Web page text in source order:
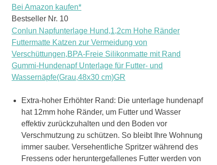
Bei Amazon kaufen*
Bestseller Nr. 10
Conlun Napfunterlage Hund,1,2cm Hohe Ränder
Futtermatte Katzen zur Vermeidung von
Verschüttungen,BPA-Freie Silikonmatte mit Rand
Gummi-Hundenapf Unterlage für Futter- und
Wassernäpfe(Grau,48x30 cm)GR
Extra-hoher Erhöhter Rand: Die unterlage hundenapf
hat 12mm hohe Ränder, um Futter und Wasser
effektiv zurückzuhalten und den Boden vor
Verschmutzung zu schützen. So bleibt Ihre Wohnung
immer sauber. Versehentliche Spritzer während des
Fressens oder heruntergefallenes Futter werden von